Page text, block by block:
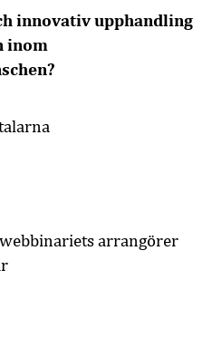
innovativ upphandling
inom
arrangörer